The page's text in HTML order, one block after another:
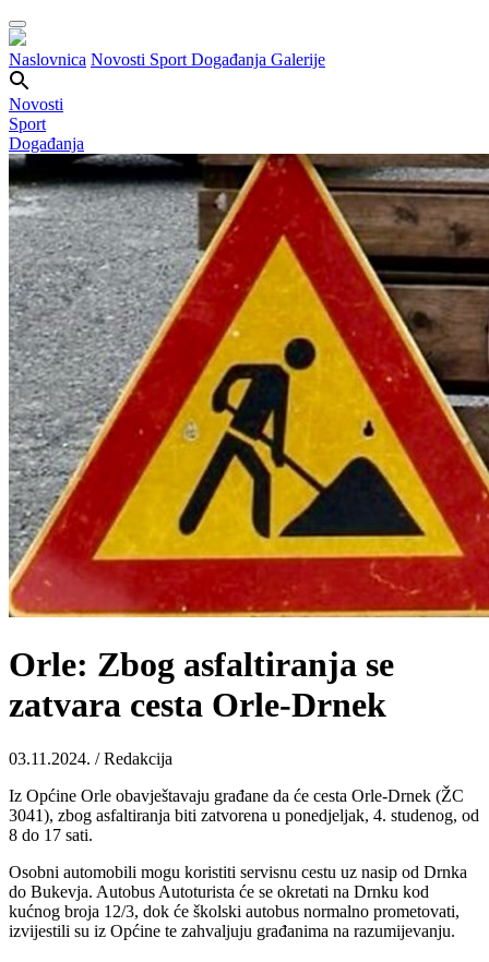
Naslovnica Novosti Sport Događanja Galerije
Novosti
Sport
Događanja
Orle: Zbog asfaltiranja se
zatvara cesta Orle-Drnek
03.11.2024. / Redakcija
Iz Općine Orle obavještavaju građane da će cesta Orle-Drnek (ŽC
3041), zbog asfaltiranja biti zatvorena u ponedjeljak, 4. studenog, od
8 do 17 sati.
Osobni automobili mogu koristiti servisnu cestu uz nasip od Drnka
do Bukevja. Autobus Autoturista će se okretati na Drnku kod
kućnog broja 12/3, dok će školski autobus normalno prometovati,
izvijestili su iz Općine te zahvaljuju građanima na razumijevanju.